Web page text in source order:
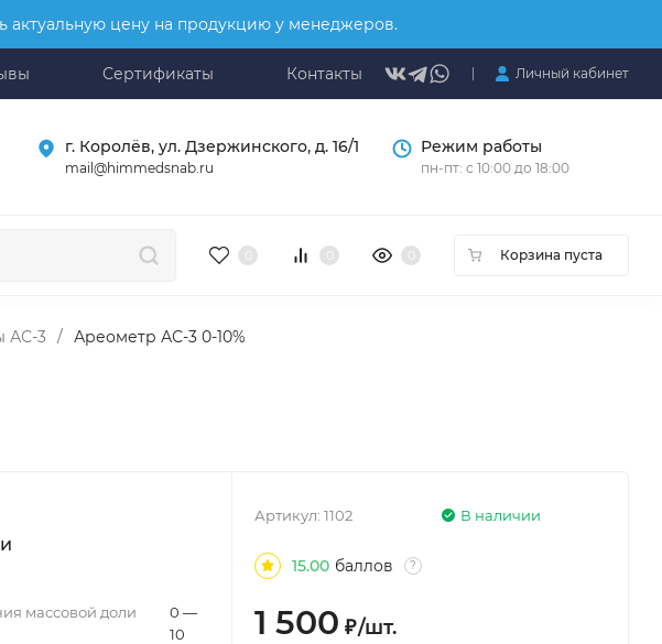
актуальную цену на продукцию у менеджеров.
Сертификаты Контакты Личный кабинет
г. Королёв, ул. Дзержинского, д. 16/1
mail@himmedsnab.ru
Режим работы
пн-пт: с 10:00 до 18:00
Корзина пуста
АС-3 / Ареометр АС-3 0-10%
массовой доли
0 —
10
В наличии
Артикул:1102
15.00 баллов ?
1 500 ₽/шт.